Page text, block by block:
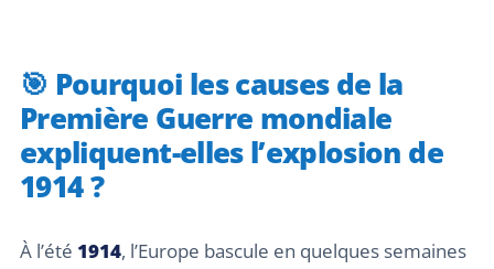
🎯 Pourquoi les causes de la
Première Guerre mondiale
expliquent-elles l’explosion de
1914 ?
À l’été 1914, l’Europe bascule en quelques semaines